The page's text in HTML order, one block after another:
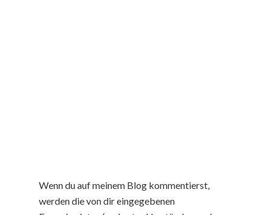
Wenn du auf meinem Blog kommentierst,
werden die von dir eingegebenen